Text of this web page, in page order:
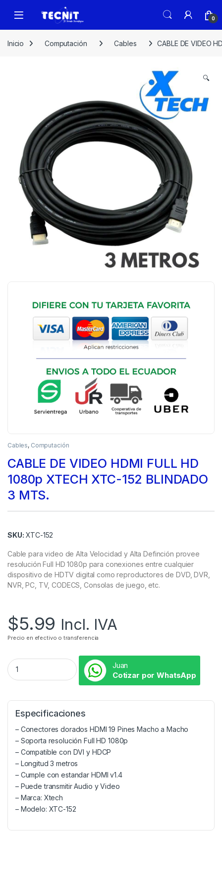
0
Inicio Computación Cables CABLE DE VIDEO
🔍
Cables, Computación
CABLE DE VIDEO HDMI FULL HD
1080p XTECH XTC-152 BLINDADO
3 MTS.
SKU: XTC-152
Cable para video de Alta Velocidad y Alta Definción provee
resolución Full HD 1080p para conexiones entre cualquier
dispositivo de HDTV digital como reproductores de DVD, DVR,
NVR, PC, TV, CODECS, Consolas de juego, etc.
$5.99 Incl. IVA
Precio en efectivo o transferencia
Juan
Cotizar por WhatsApp
Especificaciones
– Conectores dorados HDMI 19 Pines Macho a Macho
– Soporta resolución Full HD 1080p
– Compatible con DVI y HDCP
– Longitud 3 metros
– Cumple con estandar HDMI v1.4
– Puede transmitir Audio y Video
– Marca: Xtech
– Modelo: XTC-152